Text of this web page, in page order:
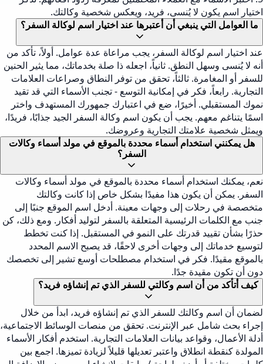
اختيار اسم يكون لا يُنسى، فريد، ويعكس شخصية وكالتك.
ما العوامل التي ينبغي أن أعتبرها عند اختيار اسم لوكالة السفر؟
عند اختيار اسم لوكالة السفر، يجب مراعاة عدة عوامل. أولاً، تأكد من
أنه لا يُنسى وسهل النطق. ثانياً، اجعله ذا صلة بخدماتك، مما يثير الحنين
للسفر أو المغامرة. ثالثاً، تحقق من توفر النطاق وصراعات العلامات
التجارية. رابعاً، فكر في إمكانية التوسع - تجنب الأسماء التي قد تقيد
نموك المستقبلي. أخيرًا، ضع في اعتبارك جمهورك المستهدف واختر
اسمًا يتناغم معهم. يجب أن يكون اسم وكالة السفر الجيد جذابًا، فريدًا،
ويمثل شخصية علامتك التجارية وعروضك.
هل يمكنني استخدام أسماء محددة بالموقع في مولد أسماء وكالات
السفر؟
نعم، يمكنك استخدام أسماء محددة بالموقع في مولد أسماء وكالات
السفر. يمكن أن يكون هذا مفيدًا بشكل خاص إذا كانت وكالتك
متخصصة في رحلات إلى وجهات معينة. أدخل اسم الموقع جنبًا إلى
جنب مع الكلمات الرئيسية المتعلقة بالسفر لتوليد أفكار. ومع ذلك، كن
حذرًا بشأن تقييد قدرتك على النمو في المستقبل. إذا كنت تخطط
لتوسيع خدماتك إلى وجهات أخرى لاحقًا، قد يصبح الاسم المحدد
بالموقع مقيدًا. فكر في استخدام مصطلحات أوسع تشير إلى تخصصك
دون أن تكون مقيدة جدًا.
كيف أتأكد من أن اسم وكالتي للسفر الذي تم إنشاؤه فريد؟
لضمان أن اسم وكالتك للسفر الذي تم إنشاؤه فريد، ابدأ من خلال
إجراء بحث شامل عبر الإنترنت. تحقق من منصات الوسائط الاجتماعية،
أدلة الأعمال، وقواعد بيانات العلامات التجارية. استخدم أفكار الأسماء
المولدة كنقطة انطلاق واعتبر تعديلها قليلاً لزيادة تميزها. اجمع بين